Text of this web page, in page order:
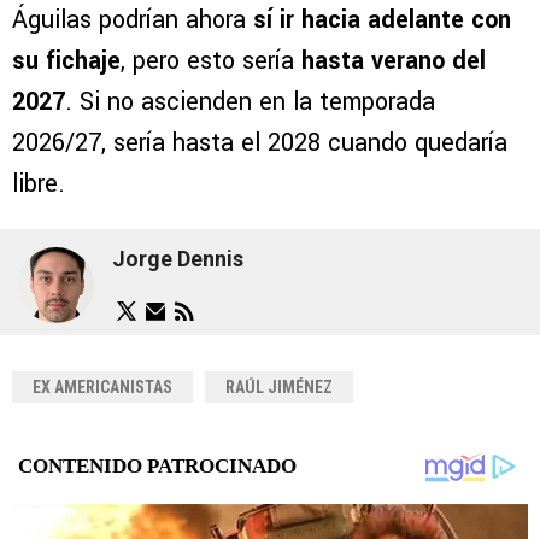
Águilas podrían ahora sí ir hacia adelante con
su fichaje, pero esto sería hasta verano del
2027. Si no ascienden en la temporada
2026/27, sería hasta el 2028 cuando quedaría
libre.
Jorge Dennis
EX AMERICANISTAS RAÚL JIMÉNEZ